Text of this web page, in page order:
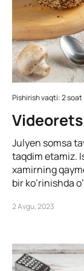
Pishirish vaqti: 2 soat
Julyen somsa
taqdim etamiz.
xamirning
bir ko’rinishda
2 Avgu, 2023